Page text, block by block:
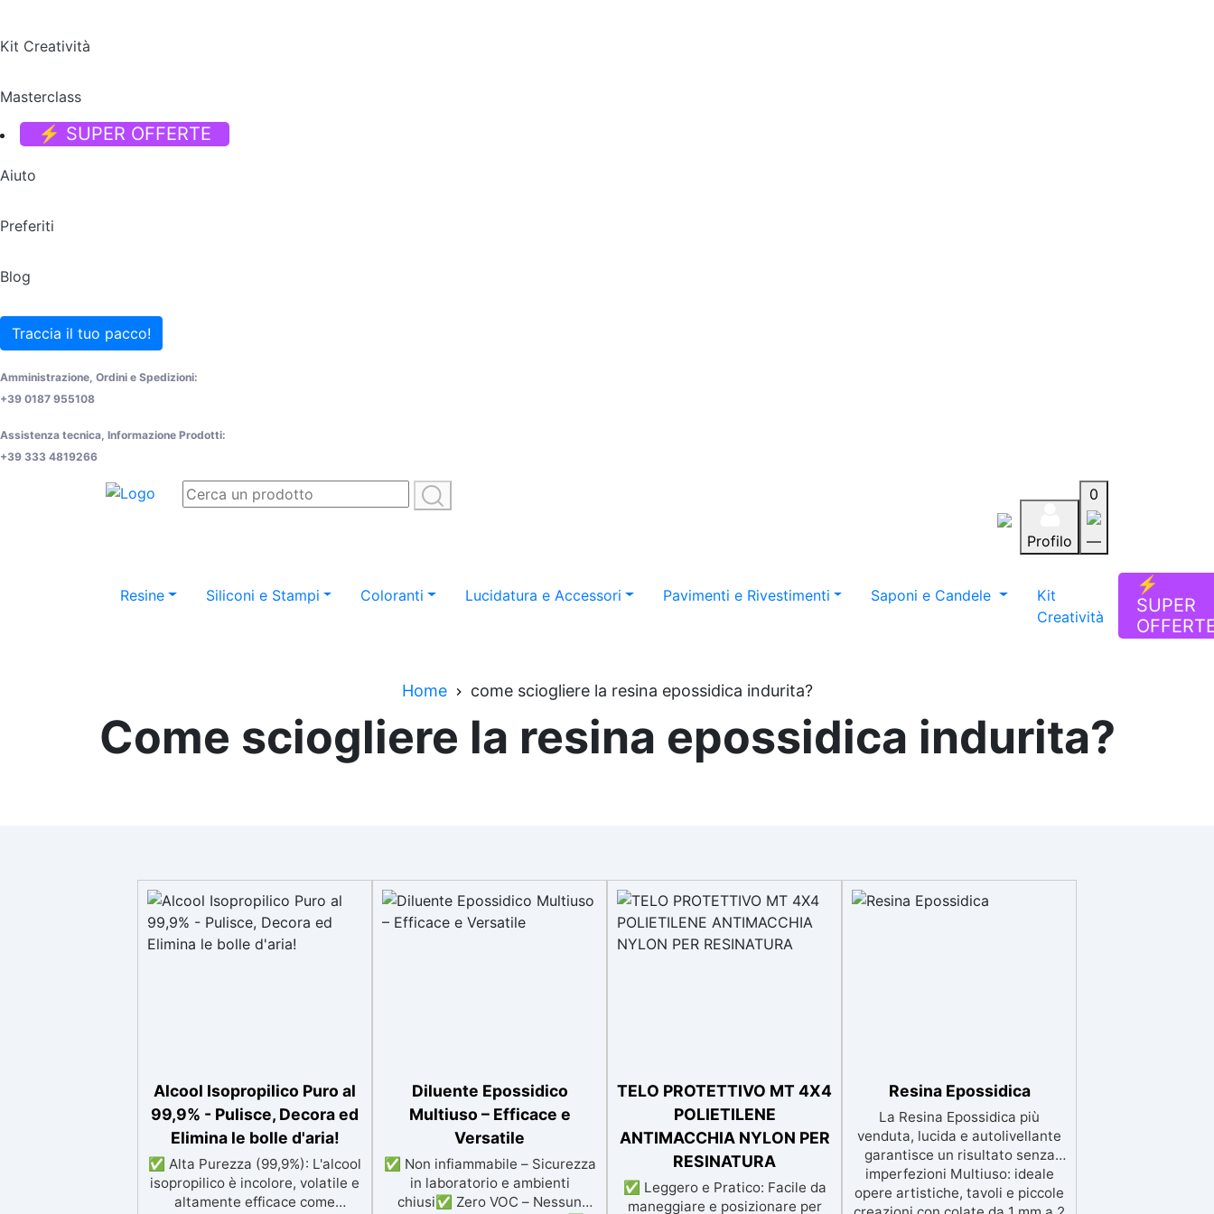
Kit Creatività
Masterclass
⚡ SUPER OFFERTE
Aiuto
Preferiti
Blog
Traccia il tuo pacco!
Amministrazione, Ordini e Spedizioni:
+39 0187 955108
Assistenza tecnica, Informazione Prodotti:
+39 333 4819266
Profilo
0
—
Resine Siliconi e Stampi Coloranti Lucidatura e Accessori Pavimenti e Rivestimenti Saponi e Candele
Kit
Creatività
⚡
SUPER
Home come sciogliere la resina epossidica indurita?
Come sciogliere la resina epossidica indurita?
Alcool Isopropilico Puro al
99,9% - Pulisce, Decora ed
Elimina le bolle d'aria!
✅ Alta Purezza (99,9%): L'alcool
isopropilico è incolore, volatile e
altamente efficace come
Diluente Epossidico
Multiuso – Efficace e
Versatile
✅ Non infiammabile – Sicurezza
in laboratorio e ambienti
chiusi✅ Zero VOC – Nessun
TELO PROTETTIVO MT 4X4
POLIETILENE
ANTIMACCHIA NYLON PER
RESINATURA
✅ Leggero e Pratico: Facile da
maneggiare e posizionare per
Resina Epossidica
La Resina Epossidica più
venduta, lucida e autolivellante
garantisce un risultato senza
imperfezioni Multiuso: ideale
opere artistiche, tavoli e piccole